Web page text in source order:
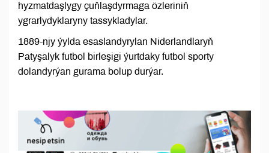
hyzmatdaşlygy çuňlaşdyrmaga özleriniň
ygrarlydyklaryny tassykladylar.
1889-njy ýylda esaslandyrylan Niderlandlaryň
Patyşalyk futbol birleşigi ýurtdaky futbol sporty
dolandyrýan gurama bolup durýar.